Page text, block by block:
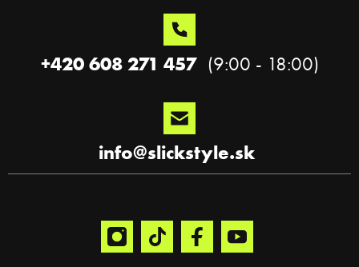
info@slickstyle.sk
+420 608 271 457